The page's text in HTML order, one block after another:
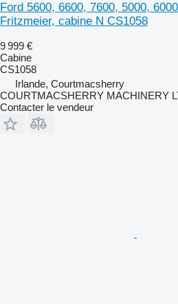
Ford 5600, 6600, 7600, 5000,
Fritzmeier, cabine N CS1058
9 999 €
Cabine
CS1058
Irlande, Courtmacsherry
COURTMACSHERRY MACHINERY
Contacter le vendeur